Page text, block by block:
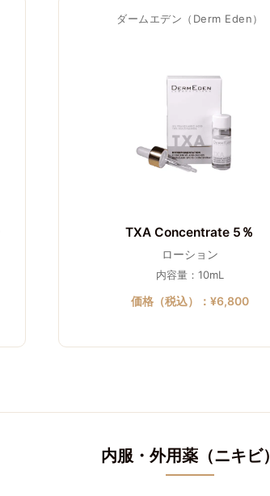
ダームエデン（Derm Eden）
TXA Concentrate 5％
ローション
内容量：10mL
価格（税込）：¥6,800
内服・外用薬（ニキビ）